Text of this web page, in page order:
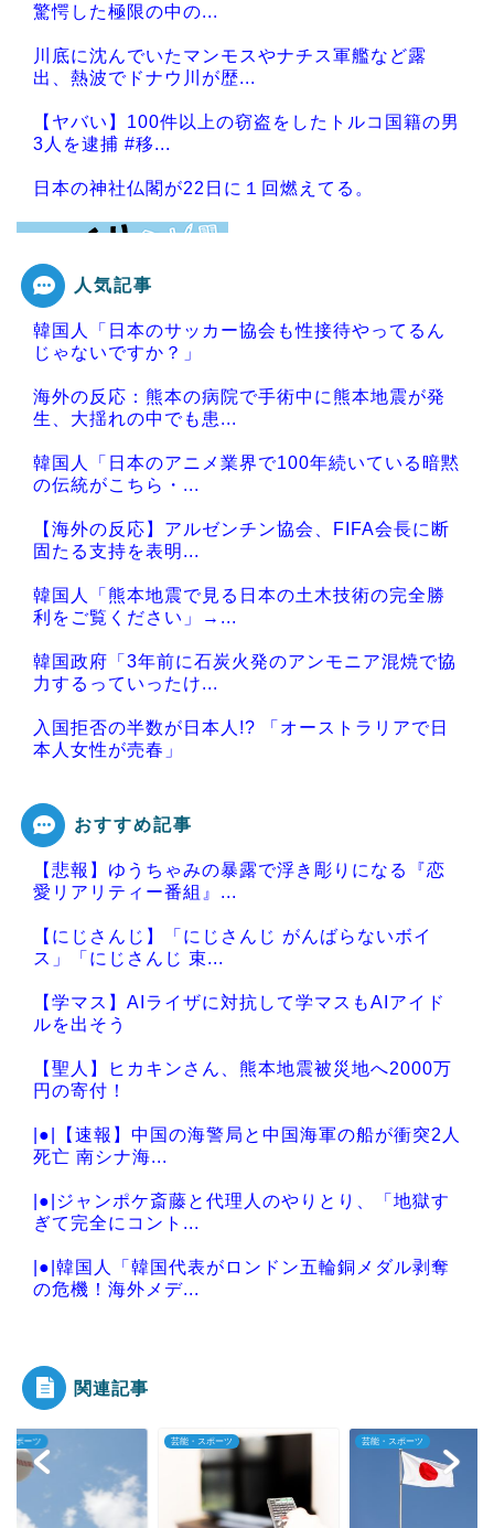
驚愕した極限の中の...
川底に沈んでいたマンモスやナチス軍艦など露
出、熱波でドナウ川が歴...
【ヤバい】100件以上の窃盗をしたトルコ国籍の男
3人を逮捕 #移...
日本の神社仏閣が22日に１回燃えてる。
Powered by livedoor 相互RSS
人気記事
韓国人「日本のサッカー協会も性接待やってるん
じゃないですか？」
海外の反応：熊本の病院で手術中に熊本地震が発
生、大揺れの中でも患...
韓国人「日本のアニメ業界で100年続いている暗黙
の伝統がこちら・...
【海外の反応】アルゼンチン協会、FIFA会長に断
固たる支持を表明...
韓国人「熊本地震で見る日本の土木技術の完全勝
利をご覧ください」→...
韓国政府「3年前に石炭火発のアンモニア混焼で協
力するっていったけ...
入国拒否の半数が日本人!? 「オーストラリアで日
本人女性が売春」
Powered by livedoor 相互RSS
おすすめ記事
【悲報】ゆうちゃみの暴露で浮き彫りになる『恋
愛リアリティー番組』...
【にじさんじ】「にじさんじ がんばらないボイ
ス」「にじさんじ 束...
【学マス】AIライザに対抗して学マスもAIアイド
ルを出そう
【聖人】ヒカキンさん、熊本地震被災地へ2000万
円の寄付！
|●|【速報】中国の海警局と中国海軍の船が衝突2人
死亡 南シナ海...
|●|ジャンポケ斎藤と代理人のやりとり、「地獄す
ぎて完全にコント...
|●|韓国人「韓国代表がロンドン五輪銅メダル剥奪
の危機！海外メデ...
Powered by livedoor 相互RSS
関連記事
スポーツ 芸能・スポーツ 芸能・スポーツ